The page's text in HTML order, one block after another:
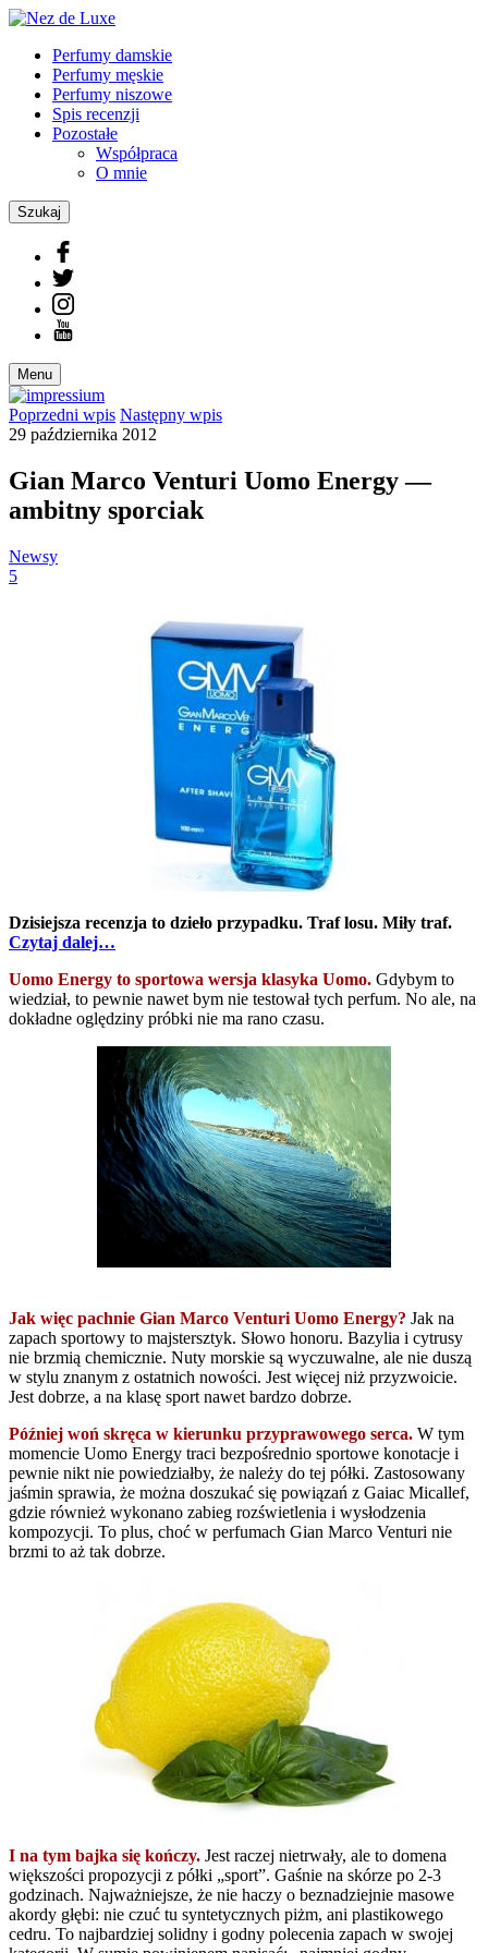
Perfumy damskie
Perfumy męskie
Perfumy niszowe
Spis recenzji
Pozostałe
Współpraca
O mnie
Szukaj
Menu
Poprzedni wpis Następny wpis
29 października 2012
Gian Marco Venturi Uomo Energy —
ambitny sporciak
Newsy
5
Dzisiejsza recenzja to dzieło przypadku. Traf losu. Miły traf.
Czytaj dalej…
Uomo Energy to sportowa wersja klasyka Uomo. Gdybym to
wiedział, to pewnie nawet bym nie testował tych perfum. No ale, na
dokładne oględziny próbki nie ma rano czasu.
Jak więc pachnie Gian Marco Venturi Uomo Energy? Jak na
zapach sportowy to majstersztyk. Słowo honoru. Bazylia i cytrusy
nie brzmią chemicznie. Nuty morskie są wyczuwalne, ale nie duszą
w stylu znanym z ostatnich nowości. Jest więcej niż przyzwoicie.
Jest dobrze, a na klasę sport nawet bardzo dobrze.
Później woń skręca w kierunku przyprawowego serca. W tym
momencie Uomo Energy traci bezpośrednio sportowe konotacje i
pewnie nikt nie powiedziałby, że należy do tej półki. Zastosowany
jaśmin sprawia, że można doszukać się powiązań z Gaiac Micallef,
gdzie również wykonano zabieg rozświetlenia i wysłodzenia
kompozycji. To plus, choć w perfumach Gian Marco Venturi nie
brzmi to aż tak dobrze.
I na tym bajka się kończy. Jest raczej nietrwały, ale to domena
większości propozycji z półki „sport”. Gaśnie na skórze po 2-3
godzinach. Najważniejsze, że nie haczy o beznadziejnie masowe
akordy głębi: nie czuć tu syntetycznych piżm, ani plastikowego
cedru. To najbardziej solidny i godny polecenia zapach w swojej